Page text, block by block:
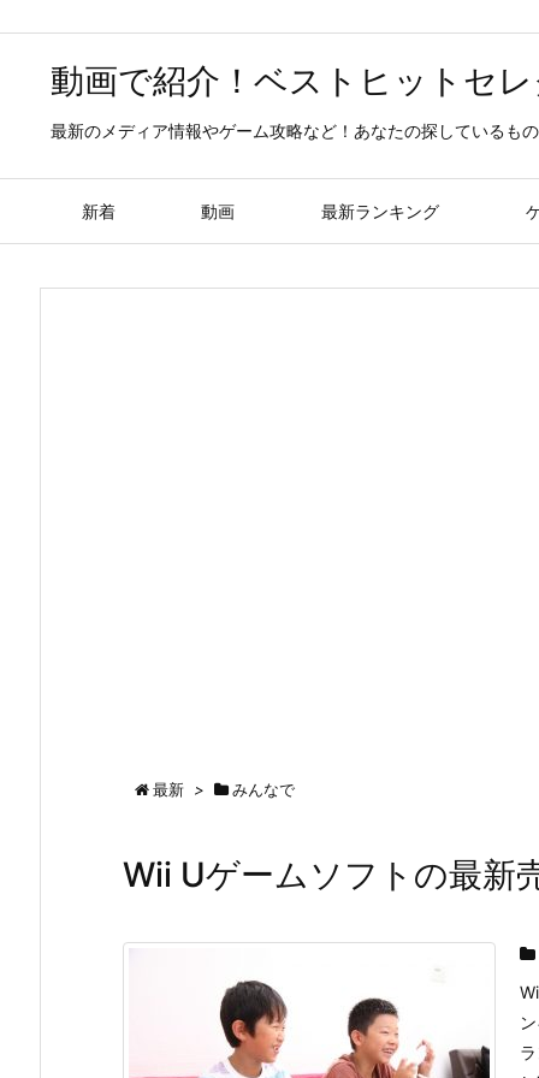
動画で紹介！ベストヒットセ
最新のメディア情報やゲーム攻略など！あなたの探しているも
新着 動画 最新ランキング
最新 > みんなで
Wii Uゲームソフトの最新